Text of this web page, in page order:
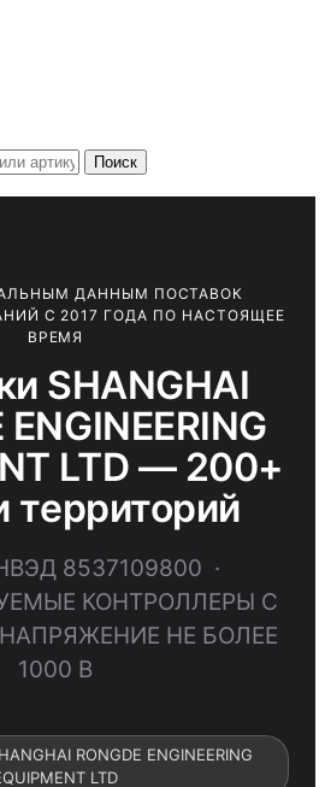
Поиск
ДАННЫМ ПОСТАВОК
С 2017 ГОДА ПО НАСТОЯЩЕЕ
ВРЕМЯ
SHANGHAI
ENGINEERING
LTD — 200+
территорий
8537109800 ·
КОНТРОЛЛЕРЫ С
НЕ БОЛЕЕ
1000 В
RONGDE ENGINEERING
LTD